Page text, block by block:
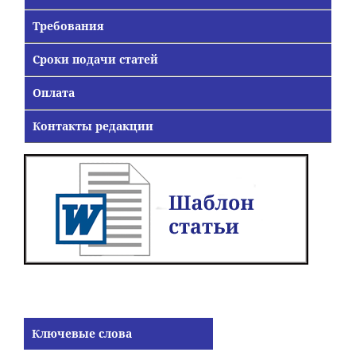
Требования
Сроки подачи статей
Оплата
Контакты редакции
Ключевые слова